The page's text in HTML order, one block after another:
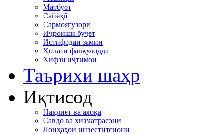
Матбуот
Сайёҳӣ
Сармоягузорӣ
Иҷроиши буҷет
Истифодаи замин
Ҳолати фавқулодда
Хифзи иҷтимоӣ
Таърихи шаҳр
Иқтисод
Нақлиёт ва алоқа
Савдо ва хизматрасонӣ
Лоиҳаҳои инвеститсионӣ